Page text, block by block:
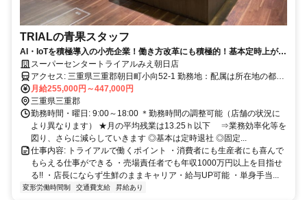
TRIALの青果スタッフ
AI・IoTを積極導入の小売企業！働き方改革にも積極的！基本定時上が
り！スーパーセンタートライアルみえ朝日店
アクセス: 三重県三重郡朝日町小向52-1 勤務地：配属は所在地の都道
府県 ※初任地は最寄りの店舗又は希望エリアを優先し配属します。
※エリア内勤務または全国勤務いずれか希望を選択できます。
月給255,000円～447,000円
三重県三重郡
勤務時間・曜日: 9:00～18:00 ＊勤務時間の調整可能（店舗の状況に
より異なります） ★月の平均残業は13.25ｈ以下 ⇒業務効率化等を
図り、さらに減らしていきます ◎基本は定時退社 ◎固定...
仕事内容: トライアルで働くポイント ・消費者にも生産者にも喜んで
もらえる仕事ができる ・売場責任者でも年収1000万円以上を目指せ
る!! ・店長にならず生鮮のままキャリア・給与UP可能 ・単身手当...
変形労働時間制 交通費支給 昇給あり